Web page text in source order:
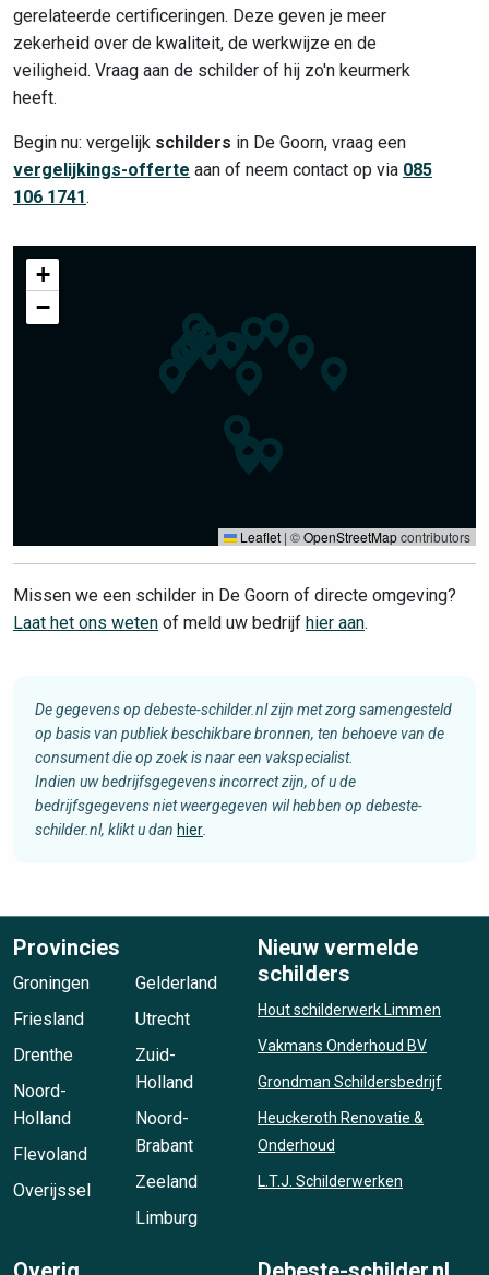
gerelateerde certificeringen. Deze geven je meer
zekerheid over de kwaliteit, de werkwijze en de
veiligheid. Vraag aan de schilder of hij zo'n keurmerk
heeft.
Begin nu: vergelijk schilders in De Goorn, vraag een
vergelijkings-offerte aan of neem contact op via 085
106 1741.
+
−
Leaflet | ©OpenStreetMapcontributors
Missen we een schilder in De Goorn of directe omgeving?
Laat het ons weten of meld uw bedrijf hier aan.
De gegevens op debeste-schilder.nl zijn met zorg samengesteld
op basis van publiek beschikbare bronnen, ten behoeve van de
consument die op zoek is naar een vakspecialist.
Indien uw bedrijfsgegevens incorrect zijn, of u de
bedrijfsgegevens niet weergegeven wil hebben op debeste-
schilder.nl, klikt u dan hier
Provincies
Groningen
Friesland
Drenthe
Noord-
Holland
Flevoland
Overijssel
Gelderland
Utrecht
Zuid-
Holland
Noord-
Brabant
Zeeland
Limburg
Nieuw vermelde
schilders
Hout schilderwerk Limmen
Vakmans Onderhoud BV
Grondman Schildersbedrijf
Heuckeroth Renovatie &
Onderhoud
L.T.J. Schilderwerken